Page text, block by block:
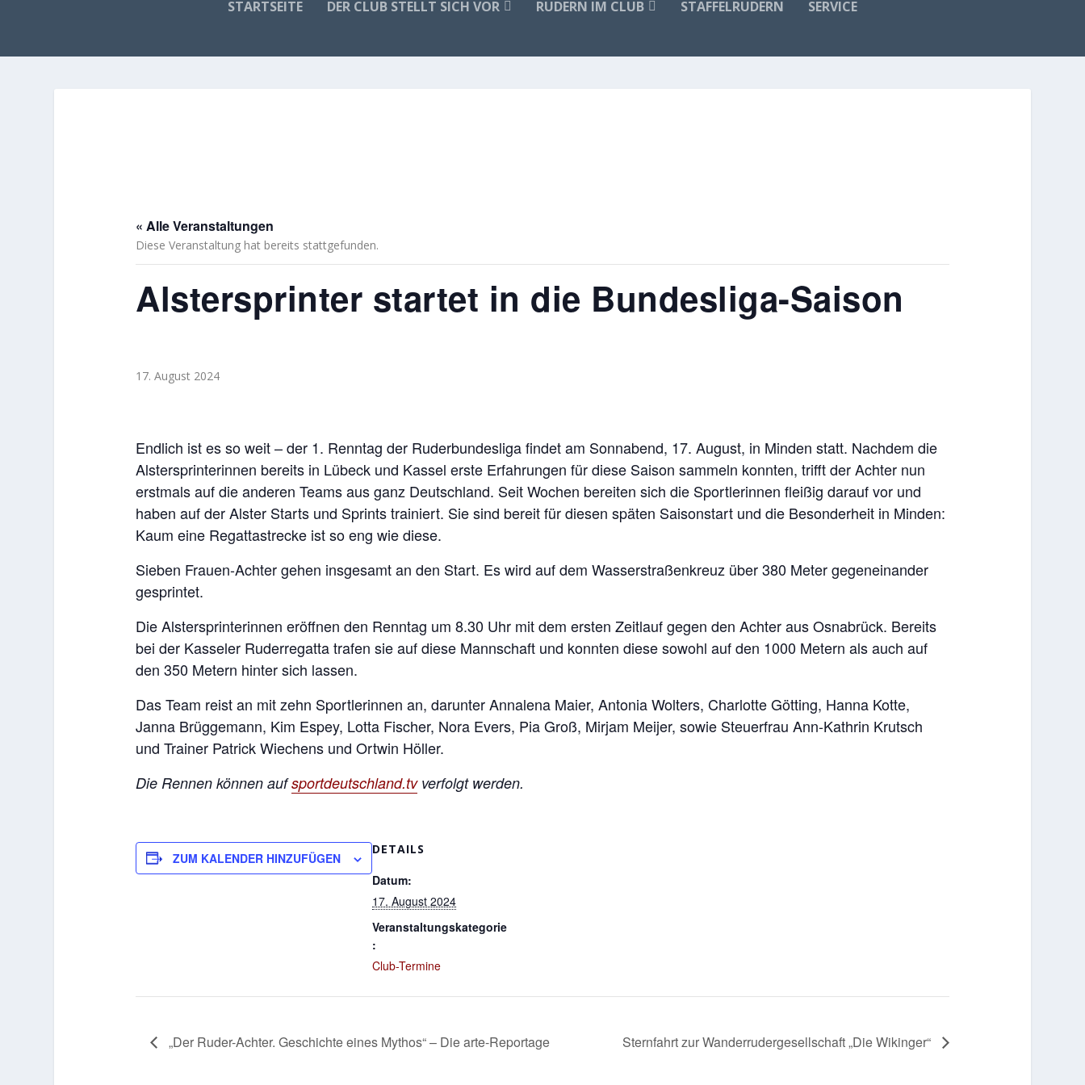
STARTSEITE DER CLUB STELLT SICH VOR RUDERN IM CLUB STAFFELRUDERN SERVICE
« Alle Veranstaltungen
Diese Veranstaltung hat bereits stattgefunden.
Alstersprinter startet in die Bundesliga-Saison
17. August 2024
Endlich ist es so weit – der 1. Renntag der Ruderbundesliga findet am Sonnabend, 17. August, in Minden statt. Nachdem die
Alstersprinterinnen bereits in Lübeck und Kassel erste Erfahrungen für diese Saison sammeln konnten, trifft der Achter nun
erstmals auf die anderen Teams aus ganz Deutschland. Seit Wochen bereiten sich die Sportlerinnen fleißig darauf vor und
haben auf der Alster Starts und Sprints trainiert. Sie sind bereit für diesen späten Saisonstart und die Besonderheit in Minden:
Kaum eine Regattastrecke ist so eng wie diese.
Sieben Frauen-Achter gehen insgesamt an den Start. Es wird auf dem Wasserstraßenkreuz über 380 Meter gegeneinander
gesprintet.
Die Alstersprinterinnen eröffnen den Renntag um 8.30 Uhr mit dem ersten Zeitlauf gegen den Achter aus Osnabrück. Bereits
bei der Kasseler Ruderregatta trafen sie auf diese Mannschaft und konnten diese sowohl auf den 1000 Metern als auch auf
den 350 Metern hinter sich lassen.
Das Team reist an mit zehn Sportlerinnen an, darunter Annalena Maier, Antonia Wolters, Charlotte Götting, Hanna Kotte,
Janna Brüggemann, Kim Espey, Lotta Fischer, Nora Evers, Pia Groß, Mirjam Meijer, sowie Steuerfrau Ann-Kathrin Krutsch
und Trainer Patrick Wiechens und Ortwin Höller.
Die Rennen können aufsportdeutschland.tvverfolgt werden.
ZUM KALENDER HINZUFÜGEN
DETAILS
Datum:
17. August 2024
Veranstaltungskategorie
:
Club-Termine
„Der Ruder-Achter. Geschichte eines Mythos“ – Die arte-Reportage Sternfahrt zur Wanderrudergesellschaft „Die Wikinger“